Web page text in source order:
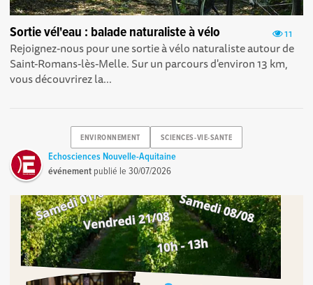
11
Sortie vél'eau : balade naturaliste à vélo
Rejoignez-nous pour une sortie à vélo naturaliste autour de
Saint-Romans-lès-Melle. Sur un parcours d'environ 13 km,
vous découvrirez la...
ENVIRONNEMENT SCIENCES-VIE-SANTE
Echosciences Nouvelle-Aquitaine
événement publié le30/07/2026